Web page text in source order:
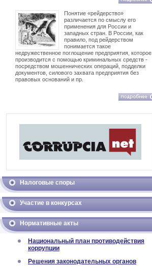
Понятие «рейдерство»
различается по смыслу его
применения для России и
западных стран. В России, как
правило, под рейдерством
понимается такое
недружественное поглощение предприятия, которое
производится с помощью криминальных средств -
посредством мошеннических операций, подделки
документов, силового захвата предприятия без
правовых оснований и пр.
Налоговые споры
Участие в конкурсах
Нормативные акты
Национальный план противодействия
коррупции
Решения законодательных органов